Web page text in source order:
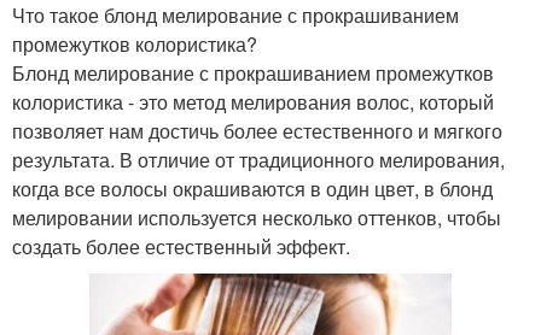
Что такое блонд мелирование с прокрашиванием
промежутков колористика?
Блонд мелирование с прокрашиванием промежутков
колористика - это метод мелирования волос, который
позволяет нам достичь более естественного и мягкого
результата. В отличие от традиционного мелирования,
когда все волосы окрашиваются в один цвет, в блонд
мелировании используется несколько оттенков, чтобы
создать более естественный эффект.